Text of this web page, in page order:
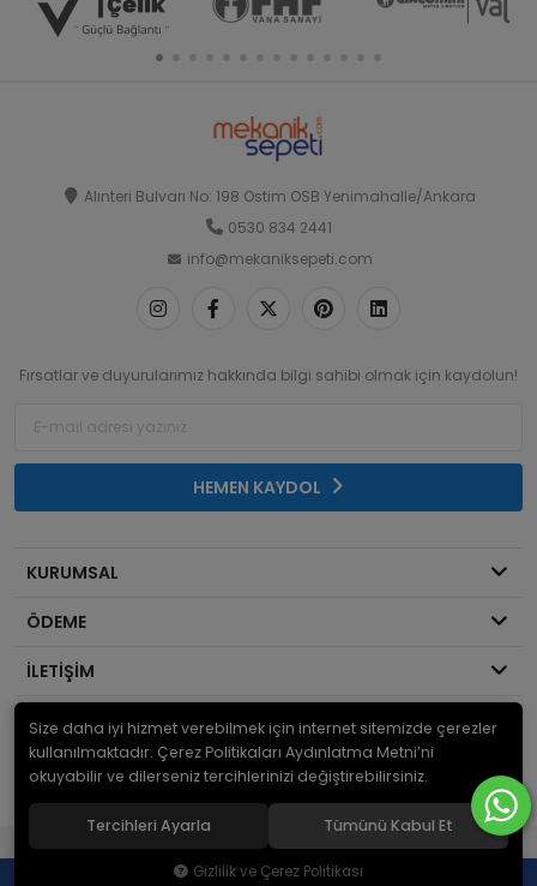
Alınteri Bulvarı No: 198 Ostim OSB Yenimahalle/Ankara
0530 834 2441
info@mekaniksepeti.com
Fırsatlar ve duyurularımız hakkında bilgi sahibi olmak için kaydolun!
HEMEN KAYDOL
KURUMSAL
ÖDEME
İLETİŞİM
© 2026Mekanik Sepeti. Bir Serdaroğlu A.Ş markasıdır ve tüm hakları
saklıdır.
Yeni Nesil E-Ticaret Sistemleri ile Hazırlanmıştır.
Size daha iyi hizmet verebilmek için internet sitemizde çerezler
kullanılmaktadır. Çerez Politikaları Aydınlatma Metni’ni
okuyabilir ve dilerseniz tercihlerinizi değiştirebilirsiniz.
Tercihleri Ayarla Tümünü Kabul Et
Gizlilik ve Çerez Politikası